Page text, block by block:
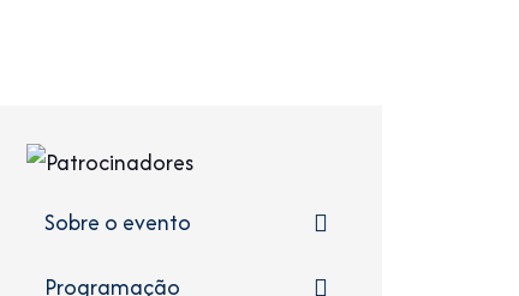
Sobre o evento
Programação